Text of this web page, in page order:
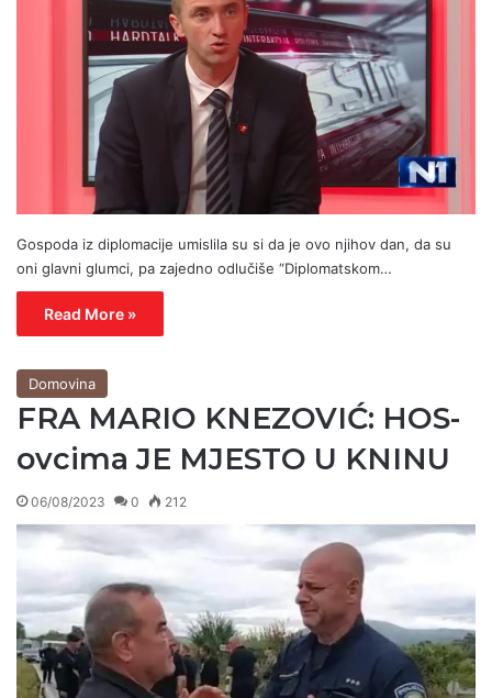
Gospoda iz diplomacije umislila su si da je ovo njihov dan, da su
oni glavni glumci, pa zajedno odlučiše “Diplomatskom…
Read More »
Domovina
FRA MARIO KNEZOVIĆ: HOS-
ovcima JE MJESTO U KNINU
06/08/2023 0 212